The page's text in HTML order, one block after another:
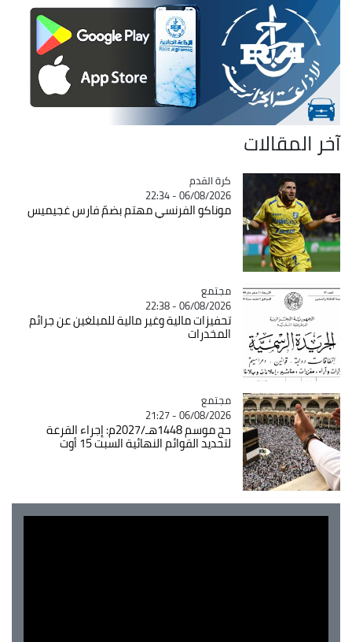
آخر المقالات
Catégorie
كرة القدم
06/08/2026 - 22:34
موناكو الفرنسي مهتم بضمّ فارس غجيميس
Catégorie
مجتمع
06/08/2026 - 22:38
تحفيزات مالية وغير مالية للمبلغين عن جرائم
المخدرات
Catégorie
مجتمع
06/08/2026 - 21:27
حج موسم 1448هـ/2027م: إجراء القرعة
لتحديد القوائم النهائية السبت 15 أوت